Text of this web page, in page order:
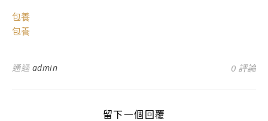
包養
包養
通過 admin 0 評論
留下一個回覆